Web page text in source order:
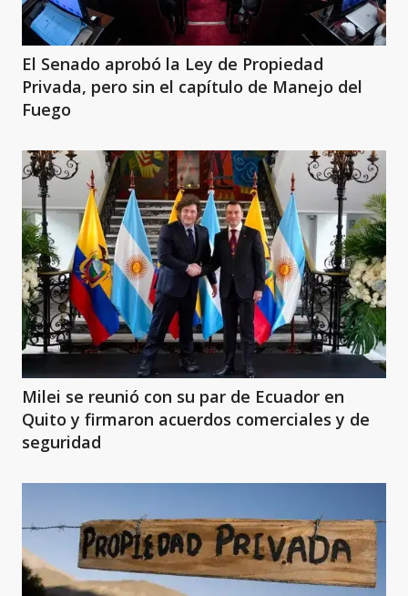
El Senado aprobó la Ley de Propiedad
Privada, pero sin el capítulo de Manejo del
Fuego
Milei se reunió con su par de Ecuador en
Quito y firmaron acuerdos comerciales y de
seguridad